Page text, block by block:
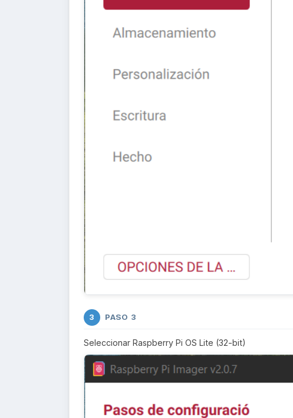
3 PASO 3
Seleccionar Raspberry Pi OS Lite (32-bit)